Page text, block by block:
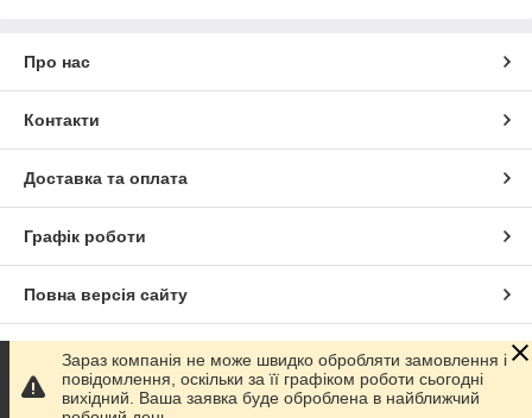
Про нас
Контакти
Доставка та оплата
Графік роботи
Повна версія сайту
Сайт створено на маркетплейсіProm.ua
Політика конфіденційності
Зараз компанія не може швидко обробляти замовлення і
повідомлення, оскільки за її графіком роботи сьогодні
вихідний. Ваша заявка буде оброблена в найближчий